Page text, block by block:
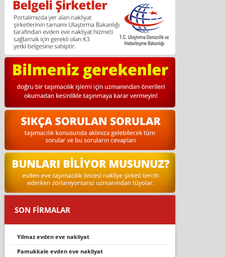
SON FİRMALAR
yilmaz evden eve nakliyat
pamukkale evden eve nakli̇yat